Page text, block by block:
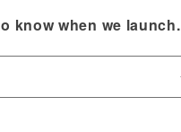
know when we launch.